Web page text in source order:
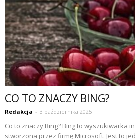
CO TO ZNACZY BING?
Redakcja - 3 października 2025
Co to znaczy Bing? Bing to wyszukiwarka
stworzona przez firmę Microsoft. Jest to